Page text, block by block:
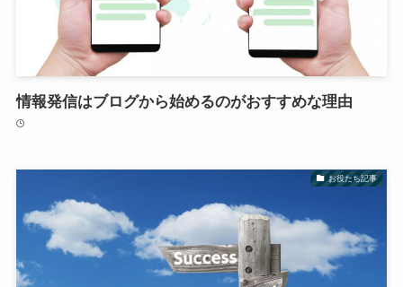
情報発信はブログから始めるのがおすすめな理由
お役たち記事